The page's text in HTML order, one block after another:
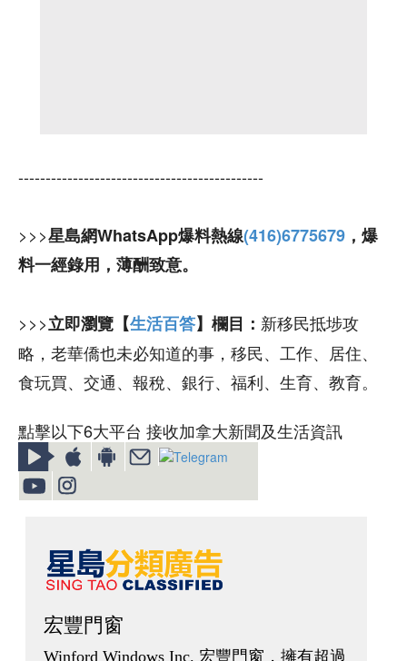
---------------------------------------------
>>>星島網WhatsApp爆料熱線(416)6775679 ，爆
料一經錄用，薄酬致意。
>>>立即瀏覽【生活百答】欄目： 新移民抵埗攻
略，老華僑也未必知道的事，移民、工作、居住、
食玩買、交通、報稅、銀行、福利、生育、教育。
點擊以下6大平台 接收加拿大新聞及生活資訊